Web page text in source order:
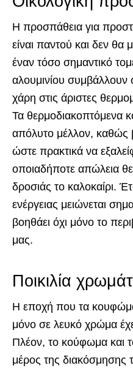
Η προσπάθεια για
είναι παντού και δεν θα
έναν τόσο σημαντικό
αλουμινίου
χάρη στις άριστες
Τα θερμοδιακοπτόμενα
απόλυτο μέλλον, καθώς
ώστε πρακτικά να
οποιαδήποτε απώλεια
δροσιάς το καλοκαίρι.
ενέργειας μειώνεται
βοηθάει όχι μόνο το
μας.
Ποικιλία
Η εποχή που τα
μόνο σε λευκό χρώμα
Πλέον, το κούφωμα και
μέρος της διακόσμησης